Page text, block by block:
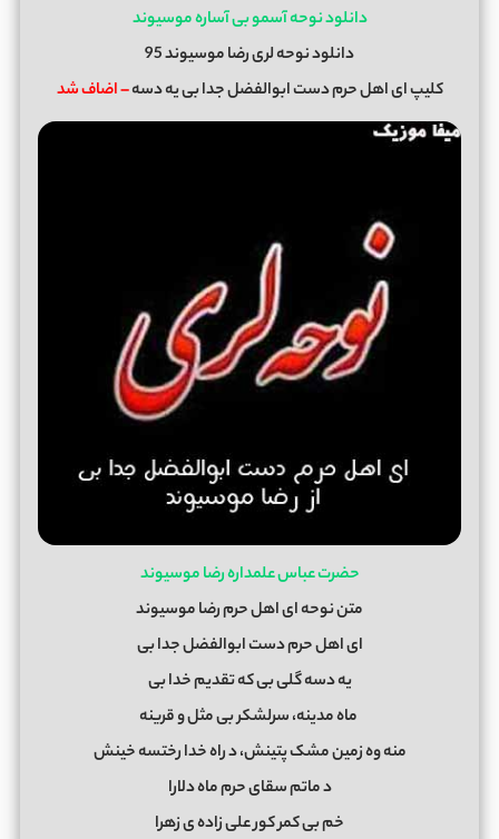
دانلود نوحه آسمو بی آساره موسیوند
دانلود نوحه لری رضا موسیوند 95
کلیپ ای اهل حرم دست ابوالفضل جدا بی یه دسه– اضاف شد
حضرت عباس علمداره رضا موسیوند
متن نوحه ای اهل حرم رضا موسیوند
ای اهل حرم دست ابوالفضل جدا بی
یه دسه گلی بی که تقدیم خدا بی
ماه مدینه، سرلشکر بی مثل و قرینه
منه وه زمین مشک پتینش، د راه خدا رختسه خینش
د ماتم سقای حرم ماه دلارا
خم بی کمر کور علی زاده ی زهرا